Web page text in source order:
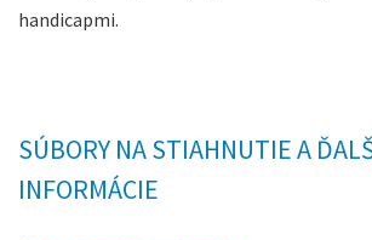
handicapmi.
SÚBORY NA STIAHNUTIE A
INFORMÁCIE